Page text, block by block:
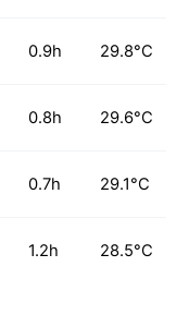
0.9h 29.8°C
0.8h 29.6°C
0.7h 29.1°C
1.2h 28.5°C